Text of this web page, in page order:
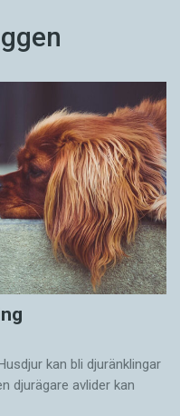
kan bli djuränklingar
djurägare avlider kan